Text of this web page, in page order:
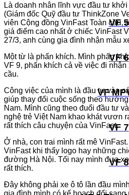
VF 5
VF 6
VF
VF 7
VF 8
Là doanh nhân lĩnh vực đầu tư
(Giám đốc Quỹ đầu tư ThinkZone
viên Cộng đồng VinFast Toàn cầu,
giá điểm cao nhất ở chiếc VinFast
27/3, anh cùng gia đình nhận mẫu
Một từ là phấn khích. Mình phấn
VF 9, phấn khích cả về việc đi nhận
cầu.
Công việc của mình là đầu tư vào
giúp thay đổi cuộc sống theo
Nam. Mình cũng theo đuổi đầu tư
nghệ trẻ Việt Nam khao khát vươn
rất thích câu chuyện của VinFast.
Ở nhà, con trai mình rất mê
VinFast khi thấy logo hay những
đường Hà Nội. Tối nay mình đưa
rất thích.
Đây không phải xe ô tô lần đầu
gia đình mình có kế hoạch đổi sang